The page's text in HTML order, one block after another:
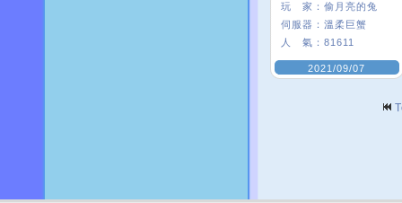
玩 家： 偷月亮的兔
伺服器： 溫柔巨蟹
人 氣： 81611
2021/09/07